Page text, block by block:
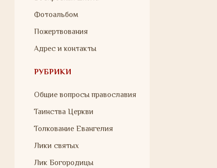
Фотоальбом
Пожертвования
Адрес и контакты
РУБРИКИ
Общие вопросы православия
Таинства Церкви
Толкование Евангелия
Лики святых
Лик Богородицы